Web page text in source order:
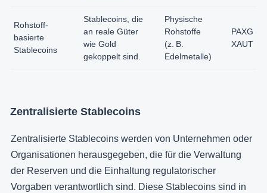
Rohstoff-
basierte
Stablecoins
Stablecoins, die
an reale Güter
wie Gold
gekoppelt sind.
Physische
Rohstoffe
(z. B.
Edelmetalle)
PAXG
XAUT
Zentralisierte Stablecoins
Zentralisierte Stablecoins werden von Unternehmen oder
Organisationen herausgegeben, die für die Verwaltung
der Reserven und die Einhaltung regulatorischer
Vorgaben verantwortlich sind. Diese Stablecoins sind in